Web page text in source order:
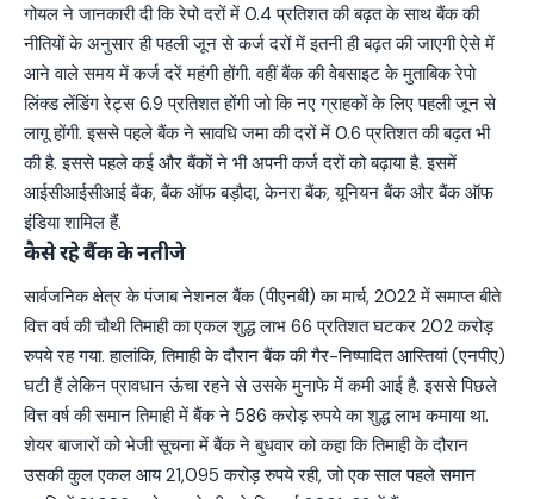
गोयल ने जानकारी दी कि रेपो दरों में 0.4 प्रतिशत की बढ़त के साथ बैंक की
नीतियों के अनुसार ही पहली जून से कर्ज दरों में इतनी ही बढ़त की जाएगी ऐसे में
आने वाले समय में कर्ज दरें महंगी होंगी. वहीं बैंक की वेबसाइट के मुताबिक रेपो
लिंक्ड लेंडिंग रेट्स 6.9 प्रतिशत होंगी जो कि नए ग्राहकों के लिए पहली जून से
लागू होंगी. इससे पहले बैंक ने सावधि जमा की दरों में 0.6 प्रतिशत की बढ़त भी
की है. इससे पहले कई और बैंकों ने भी अपनी कर्ज दरों को बढ़ाया है. इसमें
आईसीआईसीआई बैंक, बैंक ऑफ बड़ौदा, केनरा बैंक, यूनियन बैंक और बैंक ऑफ
इंडिया शामिल हैं.
कैसे रहे बैंक के नतीजे
सार्वजनिक क्षेत्र के पंजाब नेशनल बैंक (पीएनबी) का मार्च, 2022 में समाप्त बीते
वित्त वर्ष की चौथी तिमाही का एकल शुद्ध लाभ 66 प्रतिशत घटकर 202 करोड़
रुपये रह गया. हालांकि, तिमाही के दौरान बैंक की गैर-निष्पादित आस्तियां (एनपीए)
घटी हैं लेकिन प्रावधान ऊंचा रहने से उसके मुनाफे में कमी आई है. इससे पिछले
वित्त वर्ष की समान तिमाही में बैंक ने 586 करोड़ रुपये का शुद्ध लाभ कमाया था.
शेयर बाजारों को भेजी सूचना में बैंक ने बुधवार को कहा कि तिमाही के दौरान
उसकी कुल एकल आय 21,095 करोड़ रुपये रही, जो एक साल पहले समान